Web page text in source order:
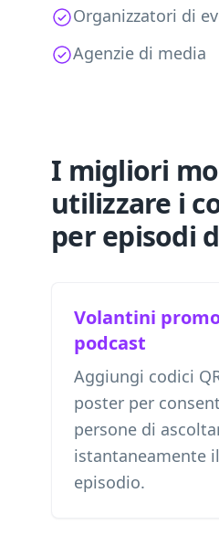
Organizzatori di
Agenzie di media
I migliori
utilizzare i
per episodi
Volantini
podcast
Aggiungi codici
poster per
persone di
istantaneamente
episodio.